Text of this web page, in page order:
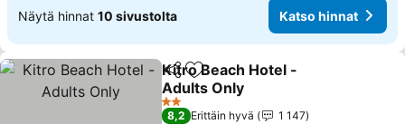
Näytä hinnat 10 sivustolta Katso hinnat
Jaa Lisää suosikkeihin
Kitro Beach Hotel -
Adults Only
2 Tähtiluokitus
8,2 Erittäin hyvä
1 147